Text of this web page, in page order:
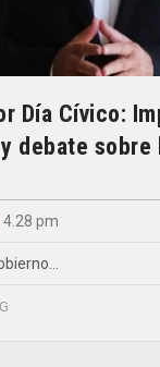
Día Cívico:
debate sobre
4.28 pm